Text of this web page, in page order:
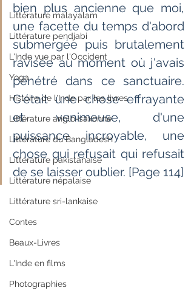
Littérature malayalam
Littérature pendjabi
L'Inde vue par l'Occident
Yoga
Histoire de l'Inde par les livres
Littérature anglo-saxonne
Littérature du Bangladesh
Littérature pakistanaise
Littérature népalaise
Littérature sri-lankaise
Contes
Beaux-Livres
L'Inde en films
Photographies
bien plus ancienne que moi,
une facette du temps d'abord
submergée puis brutalement
ravisée au moment où j'avais
pénétré dans ce sanctuaire.
C'était une chose effrayante
et venimeuse, d'une
puissance incroyable, une
chose qui refusait qui refusait
de se laisser oublier. [Page 114]